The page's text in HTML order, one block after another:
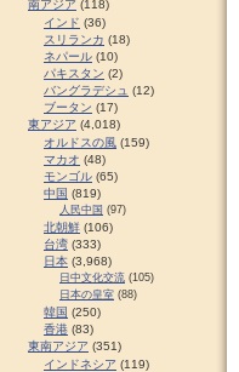
南アジア (118)
インド (36)
スリランカ (18)
ネパール (10)
パキスタン (2)
バングラデシュ (12)
ブータン (17)
東アジア (4,018)
オルドスの風 (159)
マカオ (48)
モンゴル (65)
中国 (819)
人民中国 (97)
北朝鮮 (106)
台湾 (333)
日本 (3,968)
日中文化交流 (105)
日本の皇室 (88)
韓国 (250)
香港 (83)
東南アジア (351)
インドネシア (119)